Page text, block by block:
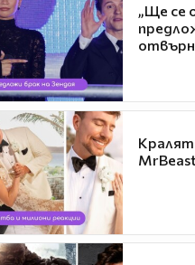
„Ще се
Кралят